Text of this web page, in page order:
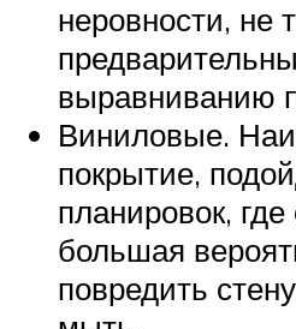
неровности, не
выравниванию
Виниловые.
покрытие,
планировок,
большая
повредить